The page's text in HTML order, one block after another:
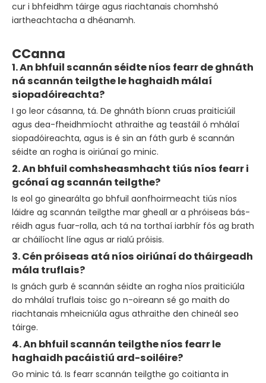
cur i bhfeidhm táirge agus riachtanais chomhshó
iartheachtacha a dhéanamh.
CCanna
1. An bhfuil scannán séidte níos fearr de ghnáth
ná scannán teilgthe le haghaidh málaí
siopadóireachta?
I go leor cásanna, tá. De ghnáth bíonn cruas praiticiúil
agus dea-fheidhmíocht athraithe ag teastáil ó mhálaí
siopadóireachta, agus is é sin an fáth gurb é scannán
séidte an rogha is oiriúnaí go minic.
2. An bhfuil comhsheasmhacht tiús níos fearr i
gcónaí ag scannán teilgthe?
Is eol go ginearálta go bhfuil aonfhoirmeacht tiús níos
láidre ag scannán teilgthe mar gheall ar a phróiseas bás-
réidh agus fuar-rolla, ach tá na torthaí iarbhír fós ag brath
ar cháilíocht líne agus ar rialú próisis.
3. Cén próiseas atá níos oiriúnaí do tháirgeadh
mála truflais?
Is gnách gurb é scannán séidte an rogha níos praiticiúla
do mhálaí truflais toisc go n-oireann sé go maith do
riachtanais mheicniúla agus athraithe den chineál seo
táirge.
4. An bhfuil scannán teilgthe níos fearr le
haghaidh pacáistiú ard-soiléire?
Go minic tá. Is fearr scannán teilgthe go coitianta in